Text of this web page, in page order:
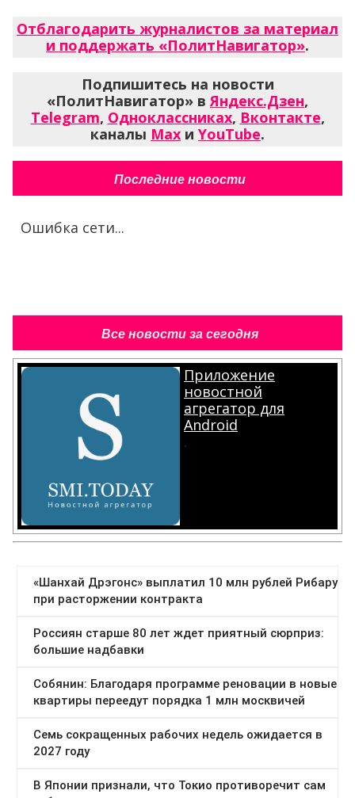
Отблагодарить журналистов за материал
и поддержать «ПолитНавигатор».
Подпишитесь на новости
«ПолитНавигатор» вЯндекс.Дзен,
Telegram, Одноклассниках, Вконтакте,
каналы Max и YouTube.
Последние новости
Ошибка сети...
Все новости за сегодня
Приложение
новостной
агрегатор для
Android
.